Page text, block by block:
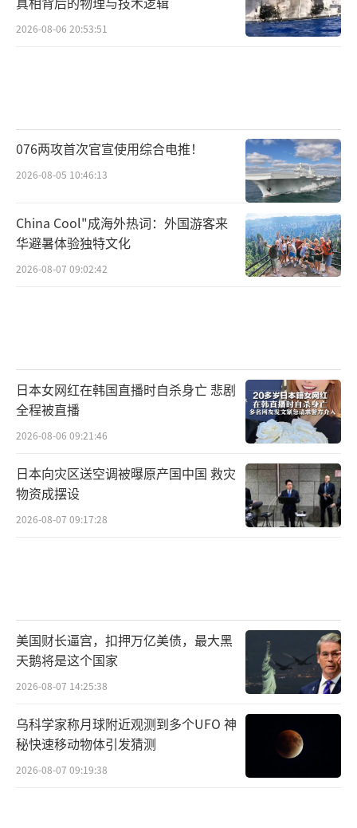
力。然而，反对党已收集到120万签名，要求启
动弹劾佩通坦特别程序。为泰党内部也出现分
2026-08-06 20:53:51
076两攻首次官宣使用综合电推！
2026-08-05 10:46:13
China Cool"成海外热词：外国游客来
华避暑体验独特文化
2026-08-07 09:02:42
日本女网红在韩国直播时自杀身亡 悲剧
全程被直播
2026-08-06 09:21:46
日本向灾区送空调被曝原产国中国 救灾
物资成摆设
2026-08-07 09:17:28
美国财长逼宫，扣押万亿美债，最大黑
天鹅将是这个国家
2026-08-07 14:25:38
乌科学家称月球附近观测到多个UFO 神
秘快速移动物体引发猜测
2026-08-07 09:19:38